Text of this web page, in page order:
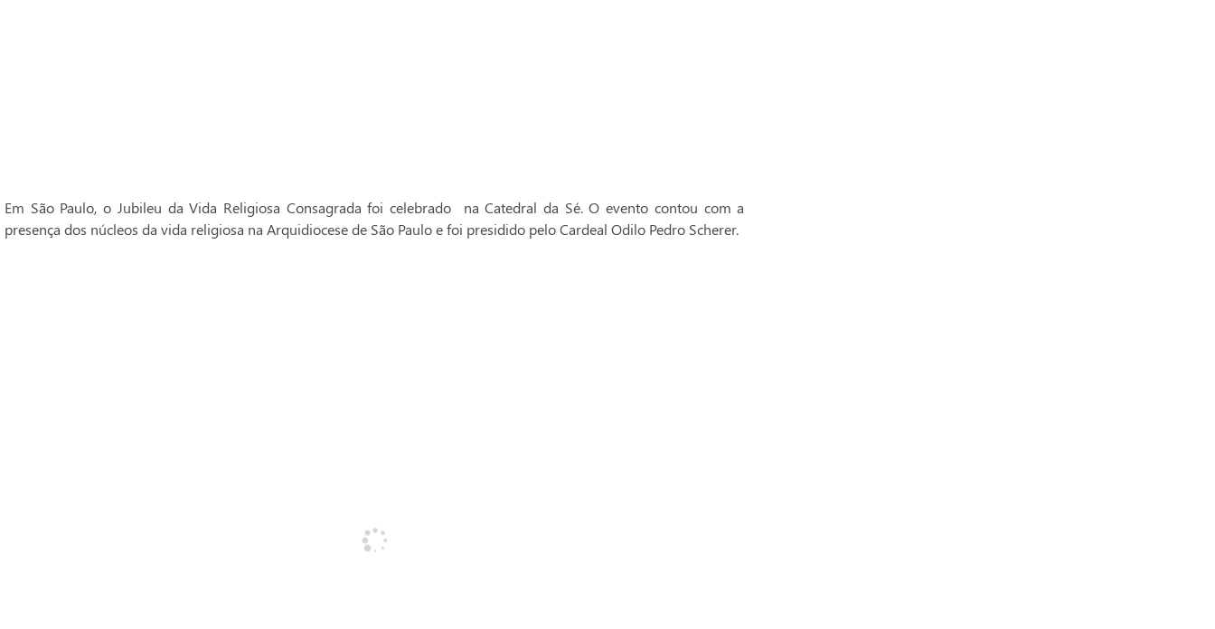
Em São Paulo, o Jubileu da Vida Religiosa Consagrada foi celebrado na Catedral da Sé. O evento contou com a
presença dos núcleos da vida religiosa na Arquidiocese de São Paulo e foi presidido pelo Cardeal Odilo Pedro Scherer.